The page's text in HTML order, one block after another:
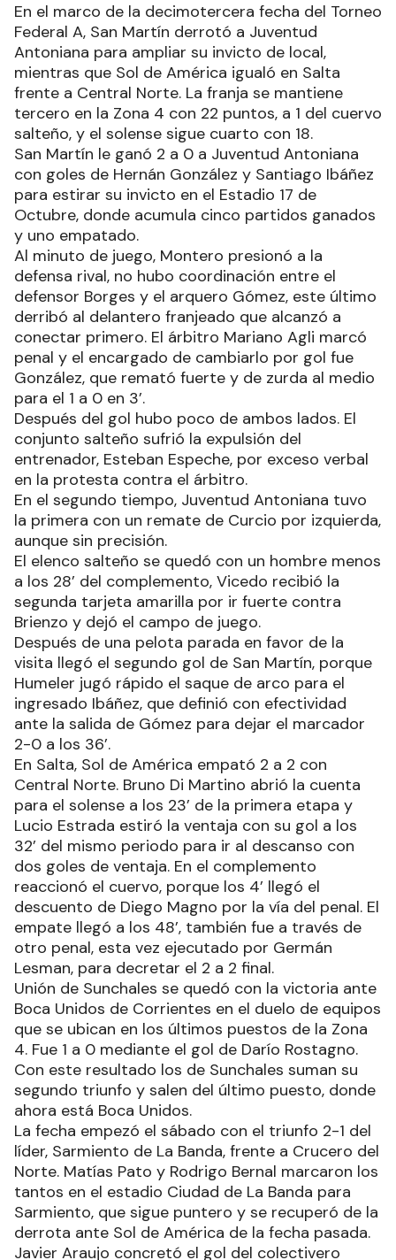
En el marco de la decimotercera fecha del Torneo
Federal A, San Martín derrotó a Juventud
Antoniana para ampliar su invicto de local,
mientras que Sol de América igualó en Salta
frente a Central Norte. La franja se mantiene
tercero en la Zona 4 con 22 puntos, a 1 del cuervo
salteño, y el solense sigue cuarto con 18.
San Martín le ganó 2 a 0 a Juventud Antoniana
con goles de Hernán González y Santiago Ibáñez
para estirar su invicto en el Estadio 17 de
Octubre, donde acumula cinco partidos ganados
y uno empatado.
Al minuto de juego, Montero presionó a la
defensa rival, no hubo coordinación entre el
defensor Borges y el arquero Gómez, este último
derribó al delantero franjeado que alcanzó a
conectar primero. El árbitro Mariano Agli marcó
penal y el encargado de cambiarlo por gol fue
González, que remató fuerte y de zurda al medio
para el 1 a 0 en 3’.
Después del gol hubo poco de ambos lados. El
conjunto salteño sufrió la expulsión del
entrenador, Esteban Espeche, por exceso verbal
en la protesta contra el árbitro.
En el segundo tiempo, Juventud Antoniana tuvo
la primera con un remate de Curcio por izquierda,
aunque sin precisión.
El elenco salteño se quedó con un hombre menos
a los 28’ del complemento, Vicedo recibió la
segunda tarjeta amarilla por ir fuerte contra
Brienzo y dejó el campo de juego.
Después de una pelota parada en favor de la
visita llegó el segundo gol de San Martín, porque
Humeler jugó rápido el saque de arco para el
ingresado Ibáñez, que definió con efectividad
ante la salida de Gómez para dejar el marcador
2-0 a los 36’.
En Salta, Sol de América empató 2 a 2 con
Central Norte. Bruno Di Martino abrió la cuenta
para el solense a los 23’ de la primera etapa y
Lucio Estrada estiró la ventaja con su gol a los
32’ del mismo periodo para ir al descanso con
dos goles de ventaja. En el complemento
reaccionó el cuervo, porque los 4’ llegó el
descuento de Diego Magno por la vía del penal. El
empate llegó a los 48’, también fue a través de
otro penal, esta vez ejecutado por Germán
Lesman, para decretar el 2 a 2 final.
Unión de Sunchales se quedó con la victoria ante
Boca Unidos de Corrientes en el duelo de equipos
que se ubican en los últimos puestos de la Zona
4. Fue 1 a 0 mediante el gol de Darío Rostagno.
Con este resultado los de Sunchales suman su
segundo triunfo y salen del último puesto, donde
ahora está Boca Unidos.
La fecha empezó el sábado con el triunfo 2-1 del
líder, Sarmiento de La Banda, frente a Crucero del
Norte. Matías Pato y Rodrigo Bernal marcaron los
tantos en el estadio Ciudad de La Banda para
Sarmiento, que sigue puntero y se recuperó de la
derrota ante Sol de América de la fecha pasada.
Javier Araujo concretó el gol del colectivero